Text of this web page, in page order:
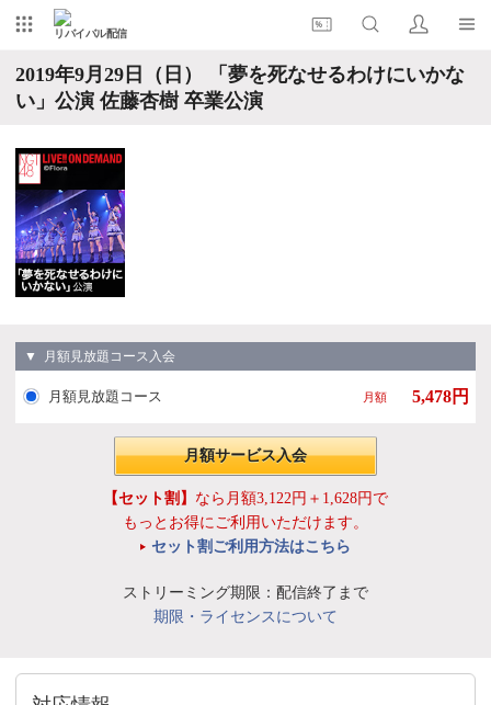
リバイバル配信
2019年9月29日（日） 「夢を死なせるわけにいかな
い」公演 佐藤杏樹 卒業公演
▼ 月額見放題コース入会
月額見放題コース 月額 5,478円
月額サービス入会
【セット割】 なら月額3,122円＋1,628円で
もっとお得にご利用いただけます。
セット割ご利用方法はこちら
ストリーミング期限：配信終了まで
期限・ライセンスについて